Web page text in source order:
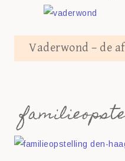
Vaderwond – de